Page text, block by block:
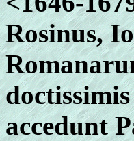
Rosinus,
accedunt